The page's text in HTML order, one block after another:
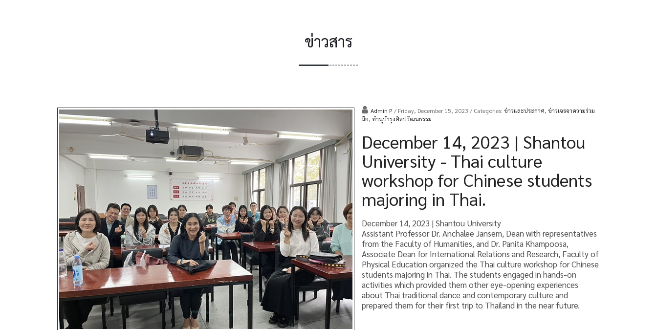
ข่าวสาร
Admin P / Friday, December 15, 2023 / Categories: ข่าวและประกาศ, ข่าวเจรจาความร่วม
มือ, ทำนุบำรุงศิลปวัฒนธรรม
December 14, 2023 | Shantou
University - Thai culture
workshop for Chinese students
majoring in Thai.
December 14, 2023 | Shantou University
Assistant Professor Dr. Anchalee Jansem, Dean with representatives
from the Faculty of Humanities, and Dr. Panita Khampoosa,
Associate Dean for International Relations and Research, Faculty of
Physical Education organized the Thai culture workshop for Chinese
students majoring in Thai. The students engaged in hands-on
activities which provided them other eye-opening experiences
about Thai traditional dance and contemporary culture and
prepared them for their first trip to Thailand in the near future.